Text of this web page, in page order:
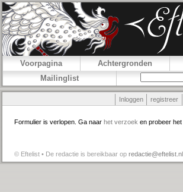
Voorpagina Achtergronden
Mailinglist
Inloggen registreer
Formulier is verlopen. Ga naar het verzoek en probeer het
© Eftelist • De redactie is bereikbaar op redactie@eftelist.nl